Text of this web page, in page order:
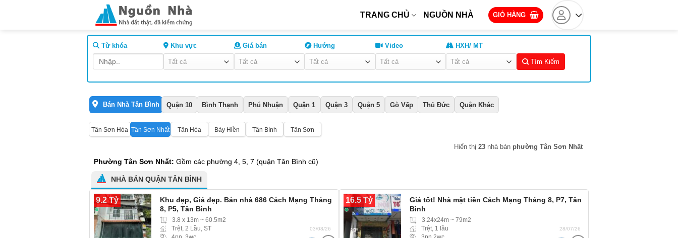
TRANG CHỦ NGUỒN NHÀ GIỎ HÀNG
Từ khóa Khu vực Giá bán Hướng Video HXH/ MT
Tìm Kiếm
Bán Nhà Tân Bình Quận 10 Bình Thạnh Phú Nhuận Quận 1 Quận 3 Quận 5 Gò Vấp Thủ Đức Quận Khác
Tân Sơn Hòa Tân Sơn Nhất Tân Hòa Bảy Hiền Tân Bình Tân Sơn
Hiển thị23 nhà bán phường Tân Sơn Nhất
Phường Tân Sơn Nhất: Gồm các phường 4, 5, 7 (quận Tân Bình cũ)
NHÀ BÁN QUẬN TÂN BÌNH
9.2 Tỷ
Khu đẹp, Giá đẹp. Bán nhà 686 Cách Mạng Tháng
8, P5, Tân Bình
3.8 x 13m ~ 60.5m2
Trệt, 2 Lầu, ST
03/08/26
16.5 Tỷ
Giá tốt! Nhà mặt tiền Cách Mạng Tháng 8, P7, Tân
Bình
3.24x24m ~ 79m2
Trệt, 1 lầu
28/07/26